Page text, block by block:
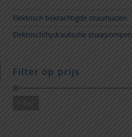
Elektrisch bekrachtigde stuurhuizen
Elektrisch/hydraulische stuurpompen
Filter op prijs
Filter